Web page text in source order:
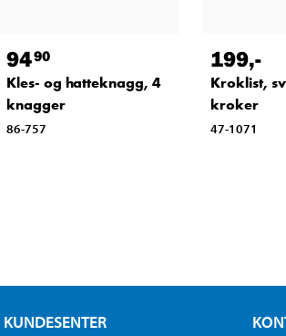
9490
Kles- og hatteknagg, 4
knagger
86-757
199,-
Kroklist,
kroker
47-1071
KUNDESENTER